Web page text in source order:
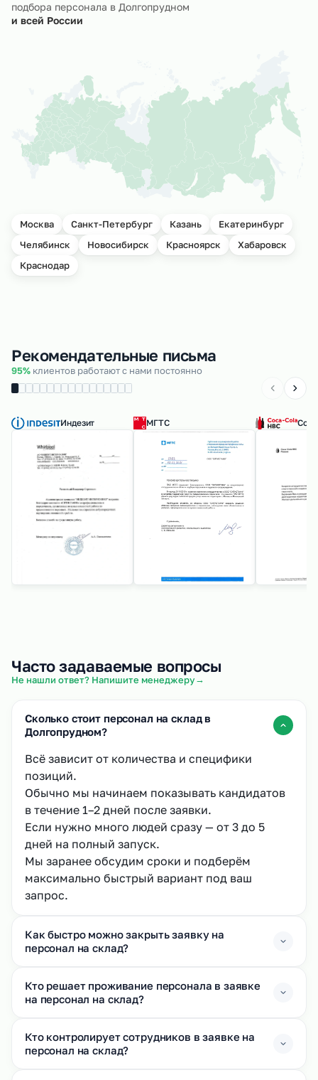
подбора персонала в Долгопрудном
и всей России
Москва Санкт-Петербург Казань
Екатеринбург
Челябинск
Новосибирск Красноярск
Хабаровск
Краснодар
Рекомендательные письма
95% клиентов работают с нами постоянно
Индезит МГТС
Часто задаваемые вопросы
Не нашли ответ? Напишите менеджеру→
Сколько стоит персонал на склад в
Долгопрудном?
Всё зависит от количества и специфики
позиций.
Обычно мы начинаем показывать кандидатов
в течение 1–2 дней после заявки.
Если нужно много людей сразу — от 3 до 5
дней на полный запуск.
Мы заранее обсудим сроки и подберём
максимально быстрый вариант под ваш
запрос.
Как быстро можно закрыть заявку на
персонал на склад?
Кто решает проживание персонала в заявке
на персонал на склад?
Кто контролирует сотрудников в заявке на
персонал на склад?